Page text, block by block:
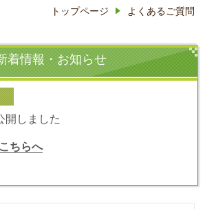
トップページ よくあるご質問
着情報・お知らせ
開しました
ちらへ